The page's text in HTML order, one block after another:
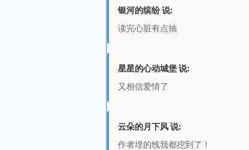
银河的缤纷 说:
读完心脏有点抽
星星的心动城堡 说:
又相信爱情了
云朵的月下风 说:
作者埋的线我都挖到了！